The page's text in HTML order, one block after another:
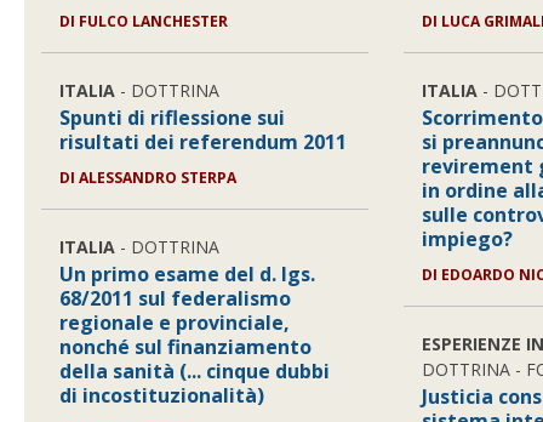
DI FULCO LANCHESTER
ITALIA - DOTTRINA
Spunti di riflessione sui
risultati dei referendum 2011
DI ALESSANDRO STERPA
ITALIA - DOTTRINA
Un primo esame del d. lgs.
68/2011 sul federalismo
regionale e provinciale,
nonché sul finanziamento
della sanità (... cinque dubbi
di incostituzionalità)
DI LUCA
ITALIA -
si
revirement
in ordine
sulle
impiego?
DI EDOARDO
ESPERIENZE
DOTTRINA -
Justicia